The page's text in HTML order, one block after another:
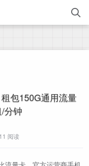
包150G通用流量
分钟
11 阅读